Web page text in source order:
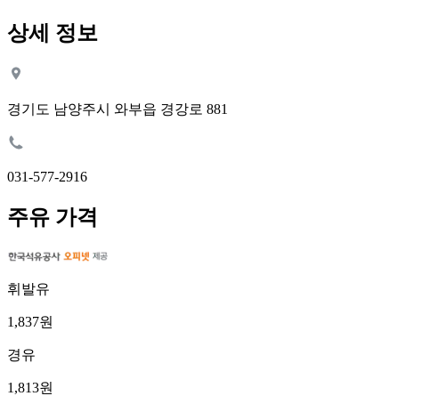
상세 정보
경기도 남양주시 와부읍 경강로 881
031-577-2916
주유 가격
휘발유
1,837원
경유
1,813원